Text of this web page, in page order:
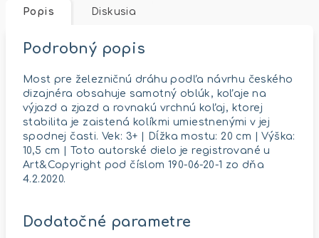
Popis Diskusia
Podrobný popis
Most pre železničnú dráhu podľa návrhu českého
dizajnéra obsahuje samotný oblúk, koľaje na
výjazd a zjazd a rovnakú vrchnú koľaj, ktorej
stabilita je zaistená kolíkmi umiestnenými v jej
spodnej časti. Vek: 3+ | Dĺžka mostu: 20 cm | Výška:
10,5 cm | Toto autorské dielo je registrované u
Art&Copyright pod číslom 190-06-20-1 zo dňa
4.2.2020.
Dodatočné parametre